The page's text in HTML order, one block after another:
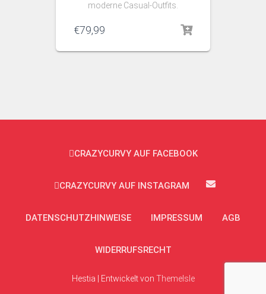
moderne Casual-Outfits.
€79,99
CRAZYCURVY AUF FACEBOOK
CRAZYCURVY AUF INSTAGRAM
DATENSCHUTZHINWEISE IMPRESSUM AGB
WIDERRUFSRECHT
Hestia | Entwickelt von ThemeIsle